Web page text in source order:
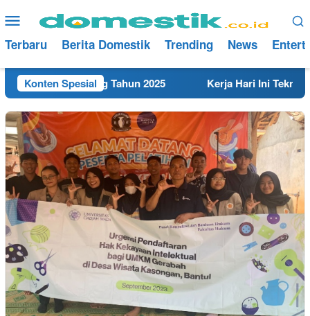
ke
konten
Menu
Mobile
Terbaru Berita Domestik Trending News
Konten Spesial
di Rembang Tahun 2025 Kerja Hari Ini Teknisi/